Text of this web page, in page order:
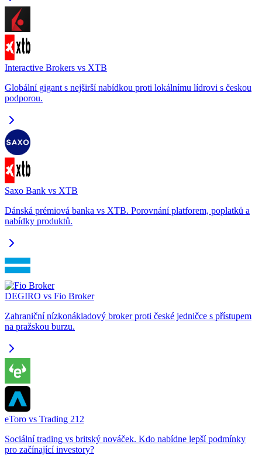
Interactive Brokers vs XTB
Globální gigant s nejširší nabídkou proti lokálnímu lídrovi s českou
podporou.
Saxo Bank vs XTB
Dánská prémiová banka vs XTB. Porovnání platforem, poplatků a
nabídky produktů.
DEGIRO vs Fio Broker
Zahraniční nízkonákladový broker proti české jedničce s přístupem
na pražskou burzu.
eToro vs Trading 212
Sociální trading vs britský nováček. Kdo nabídne lepší podmínky
pro začínající investory?